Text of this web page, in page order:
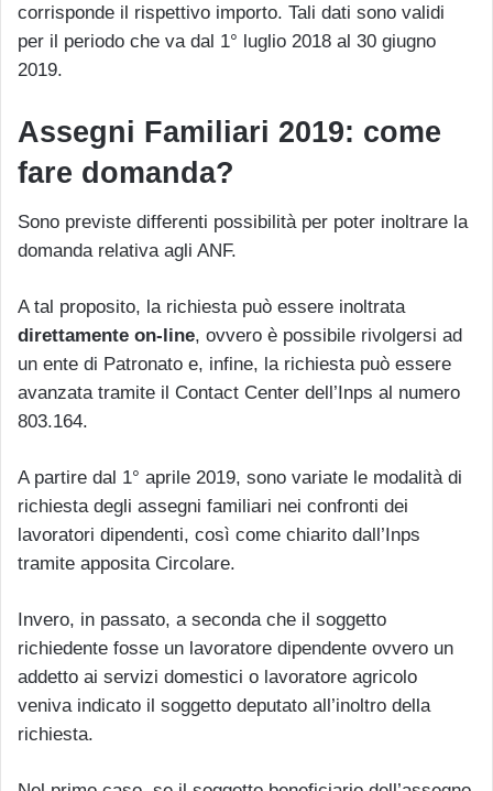
corrisponde il rispettivo importo. Tali dati sono validi
per il periodo che va dal 1° luglio 2018 al 30 giugno
2019.
Assegni Familiari 2019: come
fare domanda?
Sono previste differenti possibilità per poter inoltrare la
domanda relativa agli ANF.
A tal proposito, la richiesta può essere inoltrata
direttamente on-line, ovvero è possibile rivolgersi ad
un ente di Patronato e, infine, la richiesta può essere
avanzata tramite il Contact Center dell’Inps al numero
803.164.
A partire dal 1° aprile 2019, sono variate le modalità di
richiesta degli assegni familiari nei confronti dei
lavoratori dipendenti, così come chiarito dall’Inps
tramite apposita Circolare.
Invero, in passato, a seconda che il soggetto
richiedente fosse un lavoratore dipendente ovvero un
addetto ai servizi domestici o lavoratore agricolo
veniva indicato il soggetto deputato all’inoltro della
richiesta.